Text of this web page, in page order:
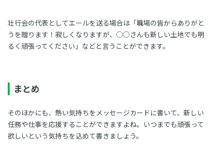
壮行会の代表としてエールを送る場合は「職場の皆からありがと
うを贈ります！寂しくなりますが、○○さんも新しい土地でも明
るく頑張ってください」などと言うことができます。
まとめ
そのほかにも、熱い気持ちをメッセージカードに書いて、新しい
任務や仕事を応援することができますよね。いつまでも頑張って
欲しいという気持ちを込めて書きましょう。